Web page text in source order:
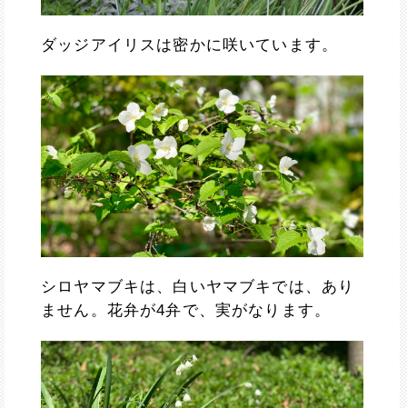
ダッジアイリスは密かに咲いています。
シロヤマブキは、白いヤマブキでは、あり
ません。花弁が4弁で、実がなります。